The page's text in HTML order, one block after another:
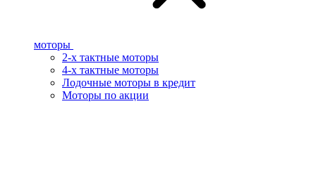
моторы
2-х тактные моторы
4-х тактные моторы
Лодочные моторы в кредит
Моторы по акции